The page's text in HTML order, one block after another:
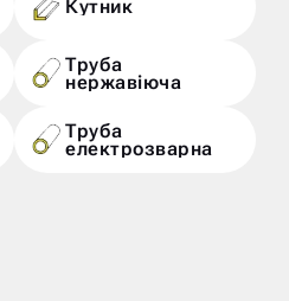
Кутник
Труба
нержавіюча
Труба
електрозварна